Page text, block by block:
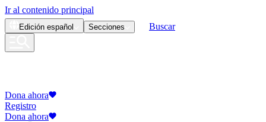
Ir al contenido principal
Edición español Secciones Buscar
Dona ahora
Registro
Dona ahora